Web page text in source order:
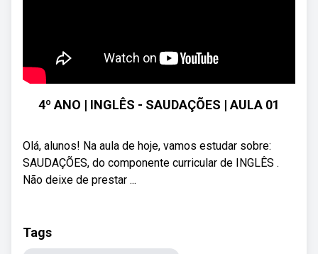
4º ANO | INGLÊS - SAUDAÇÕES | AULA 01
Olá, alunos! Na aula de hoje, vamos estudar sobre:
SAUDAÇÕES, do componente curricular de INGLÊS .
Não deixe de prestar ...
Tags